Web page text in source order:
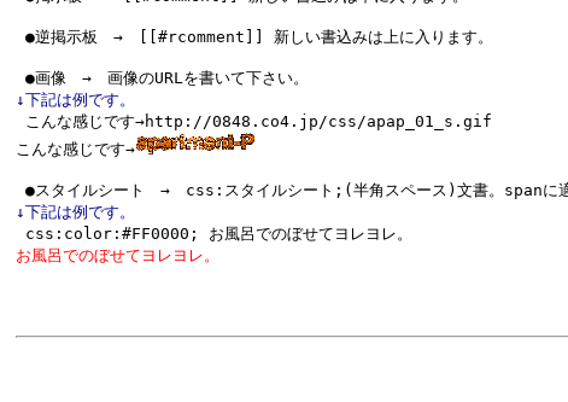
↓下記は例です。
こんな感じです→http://0848.co4.jp/css/apap_01_s.gif
こんな感じです→
↓下記は例です。
お風呂でのぼせてヨレヨレ。